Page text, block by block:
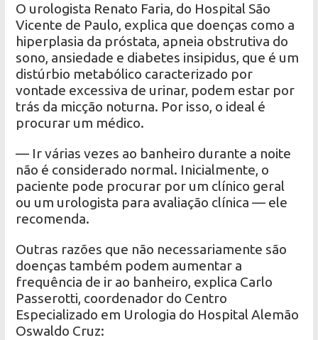
O urologista Renato Faria, do Hospital São
Vicente de Paulo, explica que doenças como a
hiperplasia da próstata, apneia obstrutiva do
sono, ansiedade e diabetes insipidus, que é um
distúrbio metabólico caracterizado por
vontade excessiva de urinar, podem estar por
trás da micção noturna. Por isso, o ideal é
procurar um médico.
— Ir várias vezes ao banheiro durante a noite
não é considerado normal. Inicialmente, o
paciente pode procurar por um clínico geral
ou um urologista para avaliação clínica — ele
recomenda.
Outras razões que não necessariamente são
doenças também podem aumentar a
frequência de ir ao banheiro, explica Carlo
Passerotti, coordenador do Centro
Especializado em Urologia do Hospital Alemão
Oswaldo Cruz: